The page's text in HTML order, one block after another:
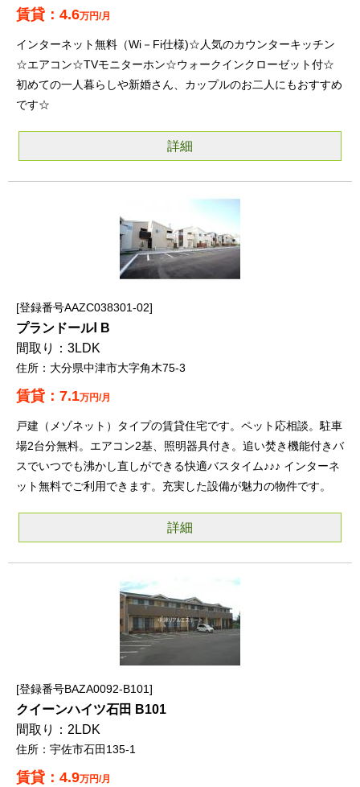
4.6万円/月
インターネット無料（Wi－Fi仕様)☆人気のカウンターキッチン
☆エアコン☆TVモニターホン☆ウォークインクローゼット付☆
初めての一人暮らしや新婚さん、カップルのお二人にもおすすめ
です☆
詳細
登録番号AAZC038301-02
プランドールⅠ B
3LDK
大分県中津市大字角木75-3
7.1万円/月
戸建（メゾネット）タイプの賃貸住宅です。ペット応相談。駐車
場2台分無料。エアコン2基、照明器具付き。追い焚き機能付きバ
スでいつでも沸かし直しができる快適バスタイム♪♪♪ インターネ
ット無料でご利用できます。充実した設備が魅力の物件です。
詳細
登録番号BAZA0092-B101
クイーンハイツ石田 B101
2LDK
宇佐市石田135-1
4.9万円/月